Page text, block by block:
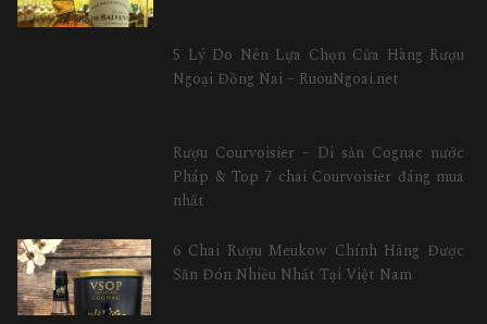
5 Lý Do Nên Lựa Chọn Cửa Hàng Rượu
Ngoại Đồng Nai – RuouNgoai.net
Rượu Courvoisier – Di sản Cognac nước
Pháp & Top 7 chai Courvoisier đáng mua
nhất
6 Chai Rượu Meukow Chính Hãng Được
Săn Đón Nhiều Nhất Tại Việt Nam